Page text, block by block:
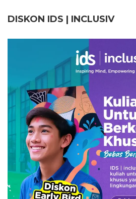
DISKON IDS | INCLUSIV